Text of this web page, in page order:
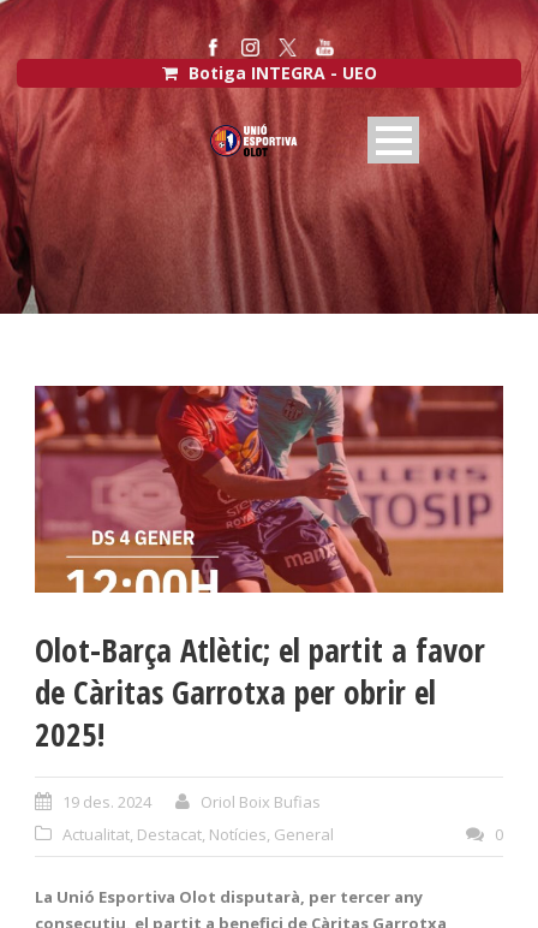
Botiga INTEGRA - UEO
Olot-Barça Atlètic; el partit a favor
de Càritas Garrotxa per obrir el
2025!
19 des. 2024
Oriol Boix Bufias
Actualitat, Destacat, Notícies, General 0
La Unió Esportiva Olot disputarà, per tercer any
consecutiu, el partit a benefici de Càritas Garrotxa